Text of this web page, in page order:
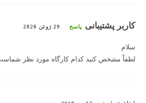
کاربر پشتیبانی پاسخ 29 ژوئن 2020
سلام
لطفاً مشخص کنید کدام کارگاه مورد نظر